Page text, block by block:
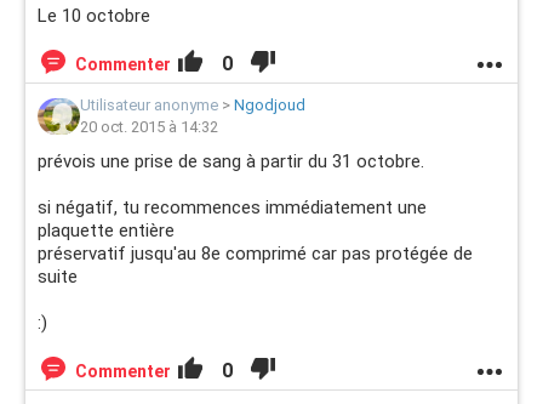
Le 10 octobre
Commenter 0
Utilisateur anonyme > Ngodjoud
20 oct. 2015 à 14:32
prévois une prise de sang à partir du 31 octobre.
si négatif, tu recommences immédiatement une
plaquette entière
préservatif jusqu'au 8e comprimé car pas protégée de
suite
:)
Commenter 0